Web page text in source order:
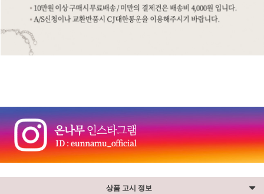
상품 고시 정보